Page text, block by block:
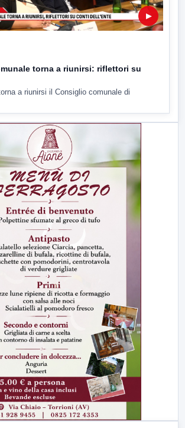
▶
torna a riunirsi: riflettori su
a riunirsi il Consiglio comunale di